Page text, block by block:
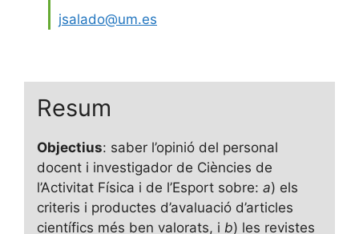
jsalado@um.es
Resum
Objectius: saber l’opinió del personal
docent i investigador de Ciències de
l’Activitat Física i de l’Esport sobre: a) els
criteris i productes d’avaluació d’articles
científics més ben valorats, i b) les revistes